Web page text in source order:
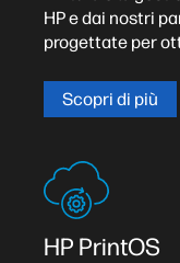
HP e dai nostri
progettate per
Scopri di più
HP PrintOS